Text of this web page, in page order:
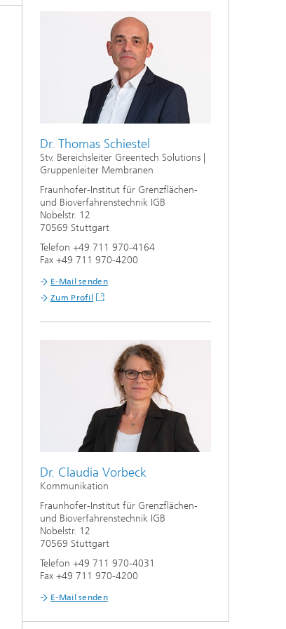
Dr. Thomas Schiestel
Stv. Bereichsleiter Greentech Solutions |
Gruppenleiter Membranen
Fraunhofer-Institut für Grenzflächen-
und Bioverfahrenstechnik IGB
Nobelstr. 12
70569 Stuttgart
Telefon +49 711 970-4164
Fax +49 711 970-4200
E-Mail senden
Zum Profil
Dr. Claudia Vorbeck
Kommunikation
Fraunhofer-Institut für Grenzflächen-
und Bioverfahrenstechnik IGB
Nobelstr. 12
70569 Stuttgart
Telefon +49 711 970-4031
Fax +49 711 970-4200
E-Mail senden